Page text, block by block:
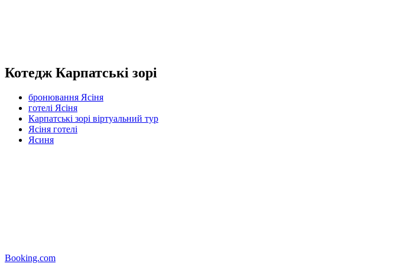
Котедж Карпатські зорі
бронювання Ясіня
готелі Ясіня
Карпатські зорі віртуальний тур
Ясіня готелі
Ясиня
Booking.com